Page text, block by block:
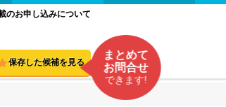
のお申し込みについて
保存した候補を見る
まとめて
お問合せ
できます!